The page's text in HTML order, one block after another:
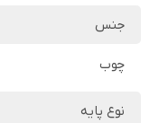
جنس
چوب
نوع پایه